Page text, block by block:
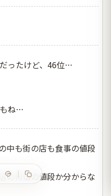
ったけど、46位…
ね…
中も街の店も食事の値段
の何倍の値段か分からな